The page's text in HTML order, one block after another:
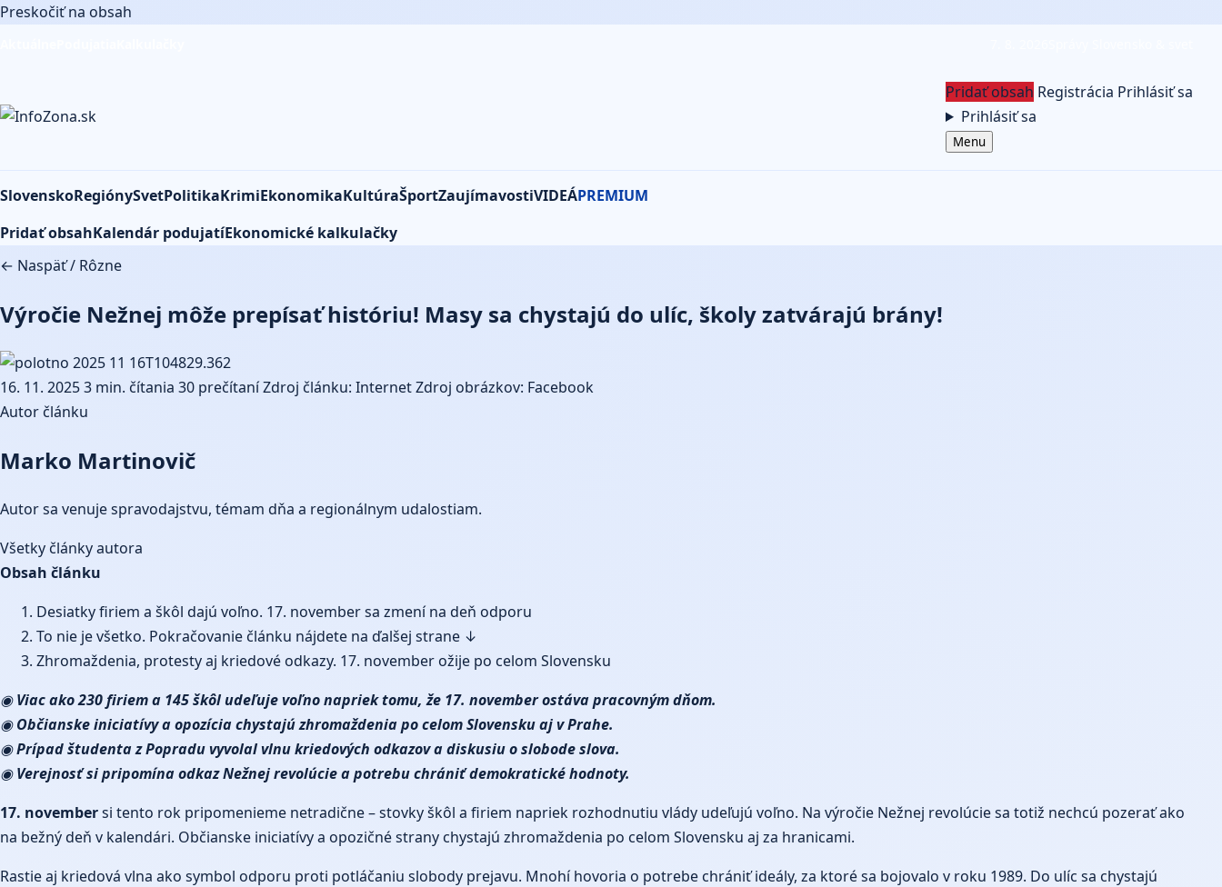
Preskočiť na obsah
Pridať obsah Registrácia Prihlásiť sa
Prihlásiť sa
Menu
SlovenskoRegiónySvetPolitikaKrimiEkonomikaKultúraŠportZaujímavostiVIDEÁPREMIUM
Pridať obsahKalendár podujatíEkonomické kalkulačky
← Naspäť/ Rôzne
Výročie Nežnej môže prepísať históriu! Masy sa chystajú do ulíc, školy zatvárajú brány!
16. 11. 20253 min. čítania 30 prečítaníZdroj článku: InternetZdroj obrázkov: Facebook
Autor článku
Marko Martinovič
Autor sa venuje spravodajstvu, témam dňa a regionálnym udalostiam.
Všetky články autora
Obsah článku
Desiatky firiem a škôl dajú voľno. 17. november sa zmení na deň odporu
To nie je všetko. Pokračovanie článku nájdete na ďalšej strane ↓
Zhromaždenia, protesty aj kriedové odkazy. 17. november ožije po celom Slovensku
◉Viac ako 230 firiem a 145 škôl udeľuje voľno napriek tomu, že 17. november ostáva pracovným dňom.
◉Občianske iniciatívy a opozícia chystajú zhromaždenia po celom Slovensku aj v Prahe.
◉Prípad študenta z Popradu vyvolal vlnu kriedových odkazov a diskusiu o slobode slova.
◉Verejnosť si pripomína odkaz Nežnej revolúcie a potrebu chrániť demokratické hodnoty.
17. novembersi tento rok pripomenieme netradične – stovky škôl a firiem napriek rozhodnutiu vlády udeľujú voľno. Na výročie Nežnej revolúcie sa totiž nechcú pozerať ako
na bežný deň v kalendári. Občianske iniciatívy a opozičné strany chystajú zhromaždenia po celom Slovensku aj za hranicami.
Rastie aj kriedová vlna ako symbol odporu proti potláčaniu slobody prejavu. Mnohí hovoria o potrebe chrániť ideály, za ktoré sa bojovalo v roku 1989. Do ulíc sa chystajú